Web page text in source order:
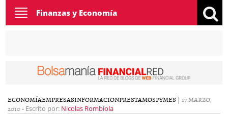
Toggle
navigation
Finanzas y Economía
ECONOMÍAEMPRESASINFORMACIONPRESTAMOSPYMES | 17 MARZO,
2010- Escrito por: Nicolas Rombiola